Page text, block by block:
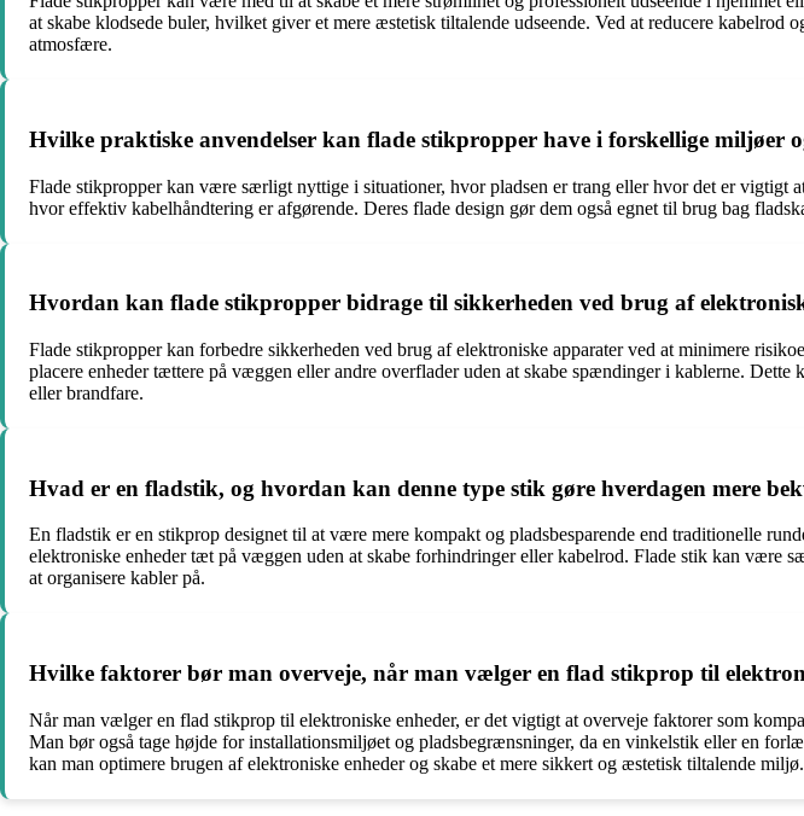
at skabe klodsede buler, hvilket giver et mere æstetisk tiltalende udseende. Ved at reducere
atmosfære.
Hvilke praktiske anvendelser kan flade stikpropper have i forskellige miljøer
Flade stikpropper kan være særligt nyttige i situationer, hvor pladsen er trang eller hvor det er vigtigt
hvor effektiv kabelhåndtering er afgørende. Deres flade design gør dem også egnet til brug bag
Hvordan kan flade stikpropper bidrage til sikkerheden ved brug af
Flade stikpropper kan forbedre sikkerheden ved brug af elektroniske apparater ved at minimere
placere enheder tættere på væggen eller andre overflader uden at skabe spændinger i kablerne.
eller brandfare.
Hvad er en fladstik, og hvordan kan denne type stik gøre hverdagen mere
En fladstik er en stikprop designet til at være mere kompakt og pladsbesparende end traditionelle
elektroniske enheder tæt på væggen uden at skabe forhindringer eller kabelrod. Flade stik kan være
at organisere kabler på.
Hvilke faktorer bør man overveje, når man vælger en flad stikprop til
Når man vælger en flad stikprop til elektroniske enheder, er det vigtigt at overveje faktorer som
Man bør også tage højde for installationsmiljøet og pladsbegrænsninger, da en vinkelstik eller en
kan man optimere brugen af elektroniske enheder og skabe et mere sikkert og æstetisk tiltalende miljø.